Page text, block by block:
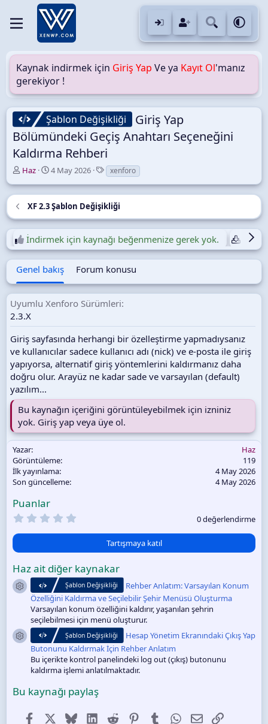
Kaynak indirmek için Giriş Yap Ve ya Kayıt Ol'manız
gerekiyor !
Şablon Değişikliği
Giriş Yap
Bölümündeki Geçiş Anahtarı Seçeneğini
Kaldırma Rehberi
Y
Haz
O
ş
t
u
u
l
m
t
r
i
4 May 2026
E
t
k
e
t
e
r
xenforo
XF 2.3 Şablon Değişikliği
İndirmek için kaynağı beğenmenize gerek yok.
Genel bakış Forum konusu
Uyumlu Xenforo Sürümleri
2.3.X
Giriş sayfasında herhangi bir özelleştirme yapmadıysanız
ve kullanıcılar sadece kullanıcı adı (nick) ve e-posta ile giriş
yapıyorsa, alternatif giriş yöntemlerini kaldırmanız daha
doğru olur. Arayüz ne kadar sade ve varsayılan (default)
yazılım...
Bu kaynağın içeriğini görüntüleyebilmek için izniniz
yok. Giriş yap veya üye ol.
Yazar
Haz
Görüntüleme
119
İlk yayınlama
4 May 2026
Son güncelleme
4 May 2026
Puanlar
0
y
l
d
ı
z
0 değerlendirme
Tartışmaya katıl
Haz ait diğer kaynakar
Kaynak ikonuŞablon Değişikliği
Rehber Anlatım: Varsayılan Konum
Özelliğini Kaldırma ve Seçilebilir Şehir Menüsü Oluşturma
Varsayılan konum özelliğini kaldırır, yaşanılan şehrin
seçilebilmesi için menü oluşturur.
Kaynak ikonuŞablon Değişikliği
Hesap Yönetim Ekranındaki Çıkış Yap
Butonunu Kaldırmak İçin Rehber Anlatım
Bu içerikte kontrol panelindeki log out (çıkış) butonunu
kaldırma işlemi anlatılmaktadır.
Bu kaynağı paylaş
FacebookX (Twitter)
BlueskyLinkedIn
Reddit PinterestTumblr WhatsApp
E-postaLink